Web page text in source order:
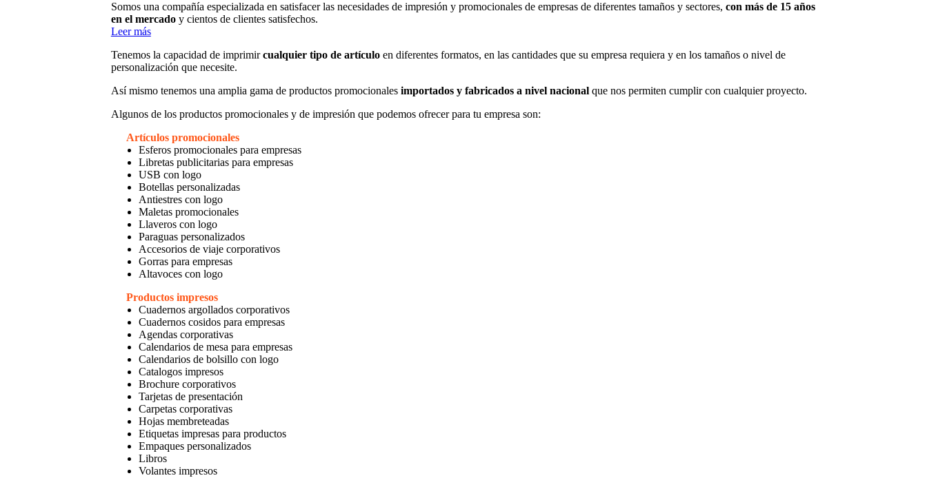
Somos una compañía especializada en satisfacer las necesidades de impresión y promocionales de empresas de diferentes tamaños y sectores, con más de 15 años
en el mercadoy cientos de clientes satisfechos.
Leer más
Tenemos la capacidad de imprimircualquier tipo de artículoen diferentes formatos, en las cantidades que su empresa requiera y en los tamaños o nivel de
personalización que necesite.
Así mismo tenemos una amplia gama de productos promocionales importados y fabricados a nivel nacionalque nos permiten cumplir con cualquier proyecto.
Algunos de los productos promocionales y de impresión que podemos ofrecer para tu empresa son:
Artículos promocionales
Esferos promocionales para empresas
Libretas publicitarias para empresas
USB con logo
Botellas personalizadas
Antiestres con logo
Maletas promocionales
Llaveros con logo
Paraguas personalizados
Accesorios de viaje corporativos
Gorras para empresas
Altavoces con logo
Productos impresos
Cuadernos argollados corporativos
Cuadernos cosidos para empresas
Agendas corporativas
Calendarios de mesa para empresas
Calendarios de bolsillo con logo
Catalogos impresos
Brochure corporativos
Tarjetas de presentación
Carpetas corporativas
Hojas membreteadas
Etiquetas impresas para productos
Empaques personalizados
Libros
Volantes impresos